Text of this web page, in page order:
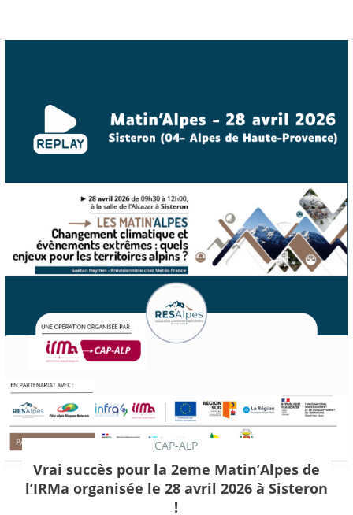
CAP-ALP
Vrai succès pour la 2eme Matin’Alpes de
l’IRMa organisée le 28 avril 2026 à Sisteron
!